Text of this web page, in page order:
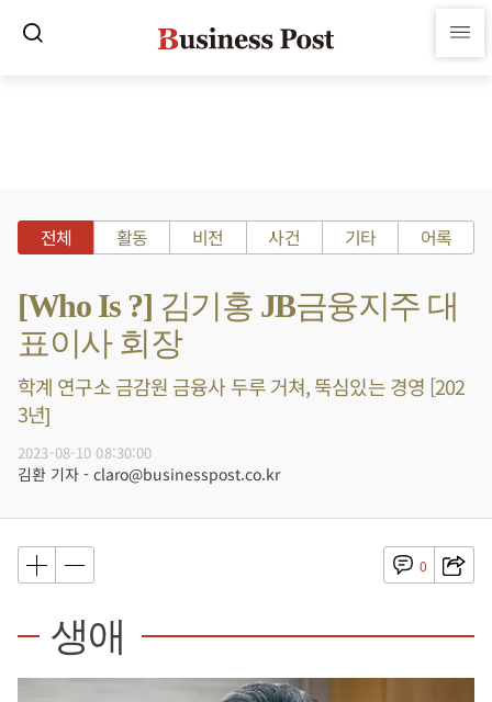
전체 활동 비전 사건 기타 어록
[Who Is ?] 김기홍 JB금융지주 대
표이사 회장
학계 연구소 금감원 금융사 두루 거쳐, 뚝심있는 경영 [202
3년]
2023-08-10 08:30:00
김환 기자 - claro@businesspost.co.kr
0
생애